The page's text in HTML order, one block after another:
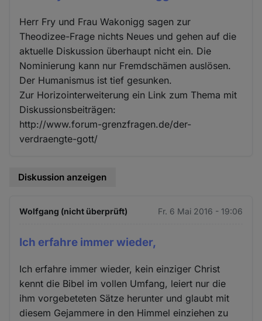
Herr Fry und Frau Wakonigg sagen zur
Theodizee-Frage nichts Neues und gehen auf die
aktuelle Diskussion überhaupt nicht ein. Die
Nominierung kann nur Fremdschämen auslösen.
Der Humanismus ist tief gesunken.
Zur Horizointerweiterung ein Link zum Thema mit
Diskussionsbeiträgen:
http://www.forum-grenzfragen.de/der-
verdraengte-gott/
Diskussion anzeigen
Wolfgang (nicht überprüft) Fr. 6 Mai 2016 - 19:06
Ich erfahre immer wieder,
Ich erfahre immer wieder, kein einziger Christ
kennt die Bibel im vollen Umfang, leiert nur die
ihm vorgebeteten Sätze herunter und glaubt mit
diesem Gejammere in den Himmel einziehen zu